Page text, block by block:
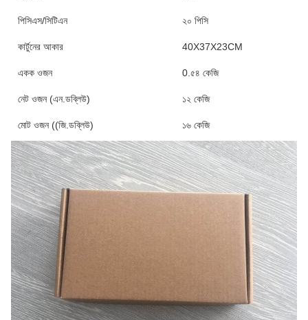
পিসিএস/সিটিএন ২০ পিসি
কার্টুনের আকার 40X37X23CM
একক ওজন 0.৫৪ কেজি
নেট ওজন (এন.ডব্লিউ) ১২ কেজি
মোট ওজন ((জি.ডব্লিউ) ১৬ কেজি